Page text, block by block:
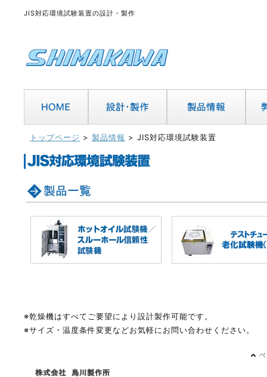
JIS対応環境試験装置の設計・製作
トップページ > 製品情報 > JIS対応環境試験装置
※乾燥機はすべてご要望により設計製作可能です。
※サイズ・温度条件変更などお気軽にお問い合わせください。